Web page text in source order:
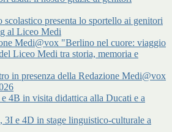
scolastico presenta lo sportello ai genitori
al Liceo Medi
Medi@vox "Berlino nel cuore: viaggio
Liceo Medi tra storia, memoria e
in presenza della Redazione Medi@vox
4B in visita didattica alla Ducati e a
3I e 4D in stage linguistico-culturale a